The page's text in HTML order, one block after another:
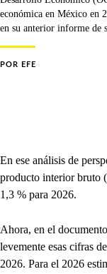
económica en México en
en su anterior informe de
POR EFE
En ese análisis de
producto interior bruto
1,3 % para 2026.
Ahora, en el
levemente esas cifras
2026. Para el 2026